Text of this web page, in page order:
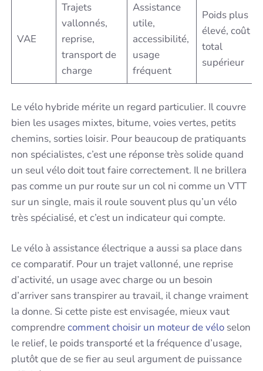
VAE
Trajets
vallonnés,
reprise,
transport de
charge
Assistance
utile,
accessibilité,
usage
fréquent
Poids plus
élevé, coût
total
supérieur
Le vélo hybride mérite un regard particulier. Il couvre
bien les usages mixtes, bitume, voies vertes, petits
chemins, sorties loisir. Pour beaucoup de pratiquants
non spécialistes, c’est une réponse très solide quand
un seul vélo doit tout faire correctement. Il ne brillera
pas comme un pur route sur un col ni comme un VTT
sur un single, mais il roule souvent plus qu’un vélo
très spécialisé, et c’est un indicateur qui compte.
Le vélo à assistance électrique a aussi sa place dans
ce comparatif. Pour un trajet vallonné, une reprise
d’activité, un usage avec charge ou un besoin
d’arriver sans transpirer au travail, il change vraiment
la donne. Si cette piste est envisagée, mieux vaut
comprendrecomment choisir un moteur de vélo selon
le relief, le poids transporté et la fréquence d’usage,
plutôt que de se fier au seul argument de puissance